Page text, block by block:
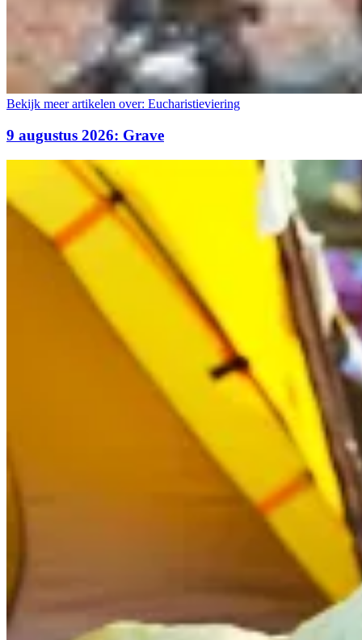
Bekijk meer artikelen over: Eucharistieviering
9 augustus 2026: Grave